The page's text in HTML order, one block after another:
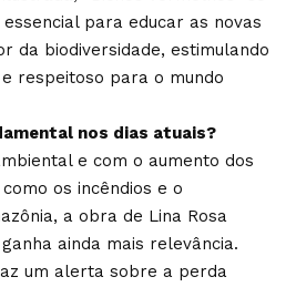
para educar as novas
da biodiversidade, estimulando
respeitoso para o mundo
nos dias atuais?
e com o aumento dos
os incêndios e o
a obra de Lina Rosa
ainda mais relevância.
um alerta sobre a perda